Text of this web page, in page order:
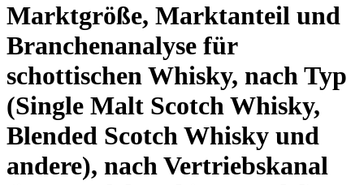
Marktgröße, Marktanteil und
Branchenanalyse für
schottischen Whisky, nach Typ
(Single Malt Scotch Whisky,
Blended Scotch Whisky und
andere), nach Vertriebskanal